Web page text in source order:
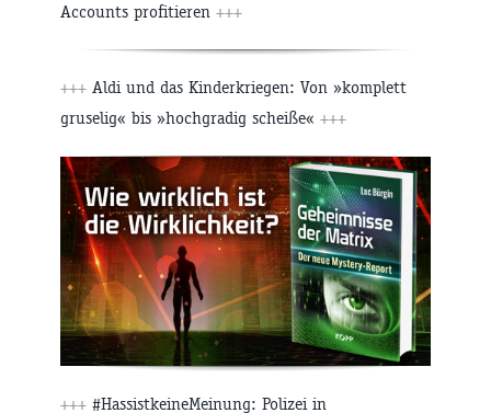
Accounts profitieren +++
+++ Aldi und das Kinderkriegen: Von »komplett
gruselig« bis »hochgradig scheiße« +++
+++ #HassistkeineMeinung: Polizei in